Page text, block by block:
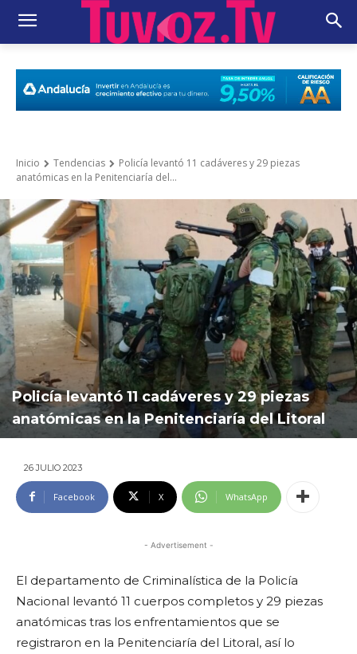
Inicio Tendencias
Policía levantó 11 cadáveres y 29 piezas
anatómicas en la Penitenciaría del...
Policía levantó 11 cadáveres y 29 piezas
anatómicas en la Penitenciaría del Litoral
26 JULIO 2023
Facebook X WhatsApp
- Advertisement -
El departamento de Criminalística de la Policía
Nacional levantó 11 cuerpos completos y 29 piezas
anatómicas tras los enfrentamientos que se
registraron en la Penitenciaría del Litoral, así lo